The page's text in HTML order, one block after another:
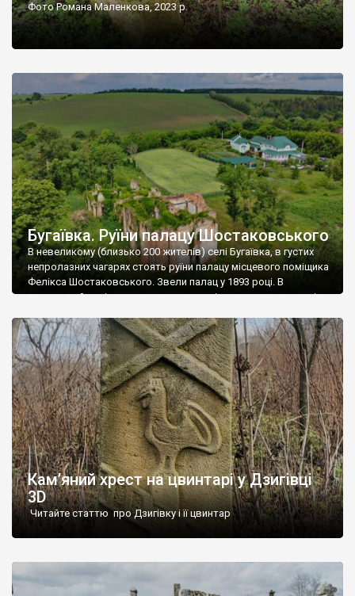
Фото Романа Маленкова, 2023 р.
Бугаївка. Руїни палацу Шостаковського
В невеликому (близько 200 жителів) селі Бугаївка, в густих
непролазних чагарях стоять руїни палацу місцевого поміщика
Фелікса Шостаковського. Звели палац у 1893 році. В
радянський період у ньому спочатку містилася школа, потім
століття тут розмістили туберкульозну лікарню. Коли із
палацу виїхала лікарня – ми точно не […]
Кам’яний хрест на цвинтарі у Дзигівці
3D
Читайте статтю про Дзигівку і її цвинтар